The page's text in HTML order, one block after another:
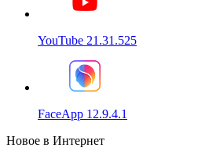
YouTube 21.31.525
FaceApp 12.9.4.1
Новое в Интернет